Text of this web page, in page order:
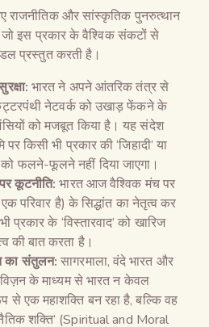
और सांस्कृतिक पुनरुत्थान
जो इस प्रकार के वैश्विक संकटों से
प्रस्तुत करती है।
भारत ने अपने आंतरिक तंत्र से
नेटवर्क को उखाड़ फेंकने के
को मजबूत किया है। यह संदेश
किसी भी प्रकार की ‘जिहादी’ या
फलने-फूलने नहीं दिया जाएगा।
कूटनीति: भारत आज वैश्विक मंच पर
परिवार है) के सिद्धांत का नेतृत्व कर
प्रकार के ‘विस्तारवाद’ को खारिज
की बात करता है।
का संतुलन: सागरमाला, वंदे भारत और
के माध्यम से भारत न केवल
एक महाशक्ति बन रहा है, बल्कि वह
शक्ति’ (Spiritual and Moral